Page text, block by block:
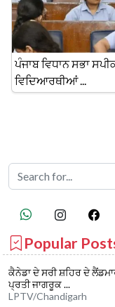
ਪੰਜਾਬ ਵਿਧਾਨ ਸਭਾ
ਵਿਦਿਆਰਥੀਆਂ ...
Popular
ਕੈਨੇਡਾ ਦੇ ਸਰੀ ਸ਼ਹਿਰ ਦੇ
ਪ੍ਰਤੀ ਜਾਗਰੂਕ ...
LPTV/Chandigarh